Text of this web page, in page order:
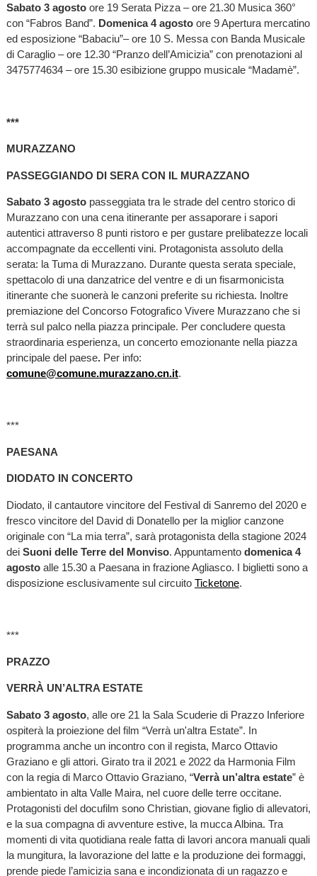
Sabato 3 agostoore 19 Serata Pizza – ore 21.30 Musica 360°
con “Fabros Band”. Domenica 4 agostoore 9 Apertura mercatino
ed esposizione “Babaciu”– ore 10 S. Messa con Banda Musicale
di Caraglio – ore 12.30 “Pranzo dell’Amicizia” con prenotazioni al
3475774634 – ore 15.30 esibizione gruppo musicale “Madamè”.
***
MURAZZANO
PASSEGGIANDO DI SERA CON IL MURAZZANO
Sabato 3 agostopasseggiata tra le strade del centro storico di
Murazzano con una cena itinerante per assaporare i sapori
autentici attraverso 8 punti ristoro e per gustare prelibatezze locali
accompagnate da eccellenti vini. Protagonista assoluto della
serata: la Tuma di Murazzano. Durante questa serata speciale,
spettacolo di una danzatrice del ventre e di un fisarmonicista
itinerante che suonerà le canzoni preferite su richiesta. Inoltre
premiazione del Concorso Fotografico Vivere Murazzano che si
terrà sul palco nella piazza principale. Per concludere questa
straordinaria esperienza, un concerto emozionante nella piazza
principale del paese. Per info:
comune@comune.murazzano.cn.it.
***
PAESANA
DIODATO IN CONCERTO
Diodato, il cantautore vincitore del Festival di Sanremo del 2020 e
fresco vincitore del David di Donatello per la miglior canzone
originale con “La mia terra”, sarà protagonista della stagione 2024
dei Suoni delle Terre del Monviso. Appuntamento domenica 4
agostoalle 15.30 a Paesana in frazione Agliasco. I biglietti sono a
disposizione esclusivamente sul circuito Ticketone.
***
PRAZZO
VERRÀ UN’ALTRA ESTATE
Sabato 3 agosto, alle ore 21 la Sala Scuderie di Prazzo Inferiore
ospiterà la proiezione del film “Verrà un'altra Estate”. In
programma anche un incontro con il regista, Marco Ottavio
Graziano e gli attori. Girato tra il 2021 e 2022 da Harmonia Film
con la regia di Marco Ottavio Graziano, “Verrà un’altra estate” è
ambientato in alta Valle Maira, nel cuore delle terre occitane.
Protagonisti del docufilm sono Christian, giovane figlio di allevatori,
e la sua compagna di avventure estive, la mucca Albina. Tra
momenti di vita quotidiana reale fatta di lavori ancora manuali quali
la mungitura, la lavorazione del latte e la produzione dei formaggi,
prende piede l’amicizia sana e incondizionata di un ragazzo e